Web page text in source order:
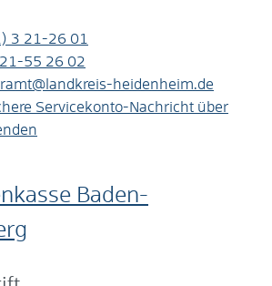
3 21-26 01
21-55 26 02
heidenheim.de
Servicekonto-Nachricht über
Baden-